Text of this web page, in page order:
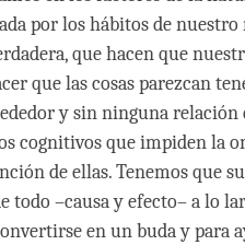
por los hábitos de
que hacen que
que las cosas parezcan
y sin ninguna
cognitivos que impiden la
de ellas. Tenemos que
todo –causa y efecto– a lo
en un buda y para